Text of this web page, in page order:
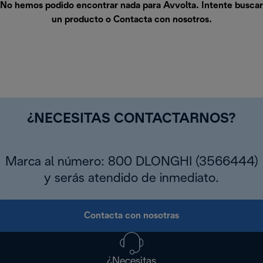
No hemos podido encontrar nada para Avvolta. Intente buscar
un producto o Contacta con nosotros.
¿NECESITAS CONTACTARNOS?
Marca al número: 800 DLONGHI (3566444)
y serás atendido de inmediato.
Contacta con nosotras